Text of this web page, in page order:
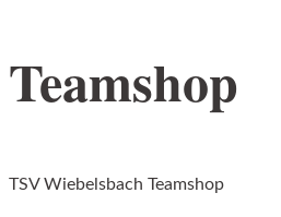
Teamshop
TSV Wiebelsbach Teamshop